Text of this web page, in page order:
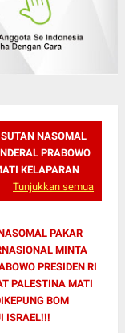
SUTAN NASOMAL
PRABOWO
KELAPARAN
Tunjukkan semua
PAKAR
MINTA
PRESIDEN RI
PALESTINA MATI
BOM
ISRAEL!!!